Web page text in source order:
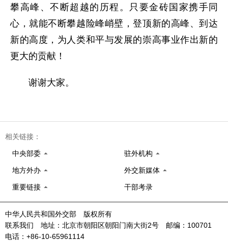
攀高峰、不断超越的历程。只要金砖国家携手同
心，就能不断攀越险峰峭壁，登顶新的高峰、到达
新的高度，为人类和平与发展的崇高事业作出新的
更大的贡献！
谢谢大家。
相关链接：
中央部委 驻外机构
地方外办 外交新媒体
重要链接 干部考录
中华人民共和国外交部 版权所有
联系我们 地址：北京市朝阳区朝阳门南大街2号 邮编：100701
电话：+86-10-65961114